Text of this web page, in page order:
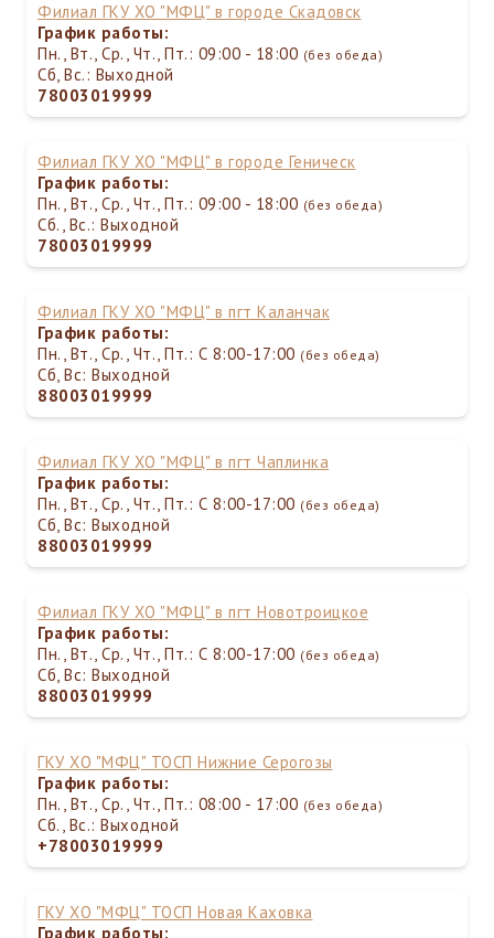
Филиал ГКУ ХО "МФЦ" в городе Скадовск
График работы:
Пн., Вт., Ср., Чт., Пт.: 09:00 - 18:00 (без обеда)
Сб, Вс.: Выходной
78003019999
Филиал ГКУ ХО "МФЦ" в городе Геническ
График работы:
Пн., Вт., Ср., Чт., Пт.: 09:00 - 18:00 (без обеда)
Сб., Вс.: Выходной
78003019999
Филиал ГКУ ХО "МФЦ" в пгт Каланчак
График работы:
Пн., Вт., Ср., Чт., Пт.: С 8:00-17:00 (без обеда)
Сб, Вс: Выходной
88003019999
Филиал ГКУ ХО "МФЦ" в пгт Чаплинка
График работы:
Пн., Вт., Ср., Чт., Пт.: С 8:00-17:00 (без обеда)
Сб, Вс: Выходной
88003019999
Филиал ГКУ ХО "МФЦ" в пгт Новотроицкое
График работы:
Пн., Вт., Ср., Чт., Пт.: С 8:00-17:00 (без обеда)
Сб, Вс: Выходной
88003019999
ГКУ ХО "МФЦ" ТОСП Нижние Серогозы
График работы:
Пн., Вт., Ср., Чт., Пт.: 08:00 - 17:00 (без обеда)
Сб., Вс.: Выходной
+78003019999
ГКУ ХО "МФЦ" ТОСП Новая Каховка
График работы: